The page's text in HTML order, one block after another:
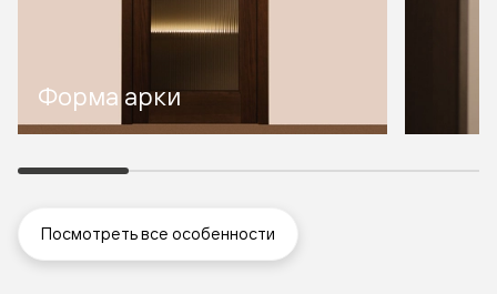
Форма арки
Посмотреть все особенности